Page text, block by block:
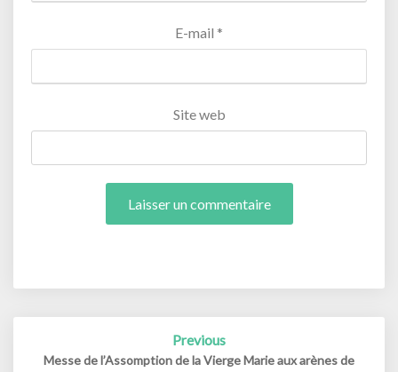
E-mail *
Site web
Previous
Messe de l’Assomption de la Vierge Marie aux arènes de